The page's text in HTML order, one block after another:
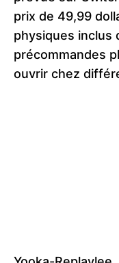
prix de 49,99
physiques inclus
précommandes
ouvrir chez